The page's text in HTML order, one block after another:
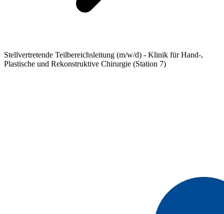
Stellvertretende Teilbereichsleitung (m/w/d) - Klinik für Hand-,
Plastische und Rekonstruktive Chirurgie (Station 7)